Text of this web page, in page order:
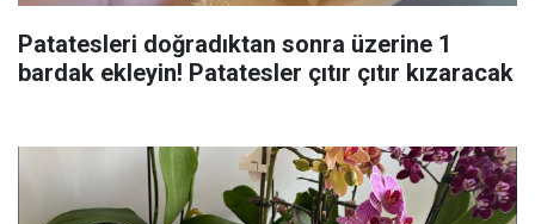
Patatesleri doğradıktan sonra üzerine 1
bardak ekleyin! Patatesler çıtır çıtır kızaracak